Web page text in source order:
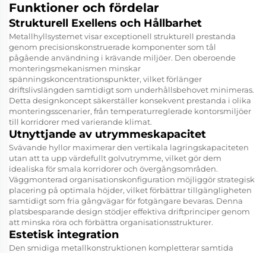
Funktioner och fördelar
Strukturell Exellens och Hållbarhet
Metallhyllsystemet visar exceptionell strukturell prestanda
genom precisionskonstruerade komponenter som tål
pågående användning i krävande miljöer. Den oberoende
monteringsmekanismen minskar
spänningskoncentrationspunkter, vilket förlänger
driftslivslängden samtidigt som underhållsbehovet minimeras.
Detta designkoncept säkerställer konsekvent prestanda i olika
monteringsscenarier, från temperaturreglerade kontorsmiljöer
till korridorer med varierande klimat.
Utnyttjande av utrymmeskapacitet
Svävande hyllor maximerar den vertikala lagringskapaciteten
utan att ta upp värdefullt golvutrymme, vilket gör dem
idealiska för smala korridorer och övergångsområden.
Väggmonterad organisationskonfiguration möjliggör strategisk
placering på optimala höjder, vilket förbättrar tillgängligheten
samtidigt som fria gångvägar för fotgängare bevaras. Denna
platsbesparande design stödjer effektiva driftprinciper genom
att minska röra och förbättra organisationsstrukturer.
Estetisk integration
Den smidiga metallkonstruktionen kompletterar samtida